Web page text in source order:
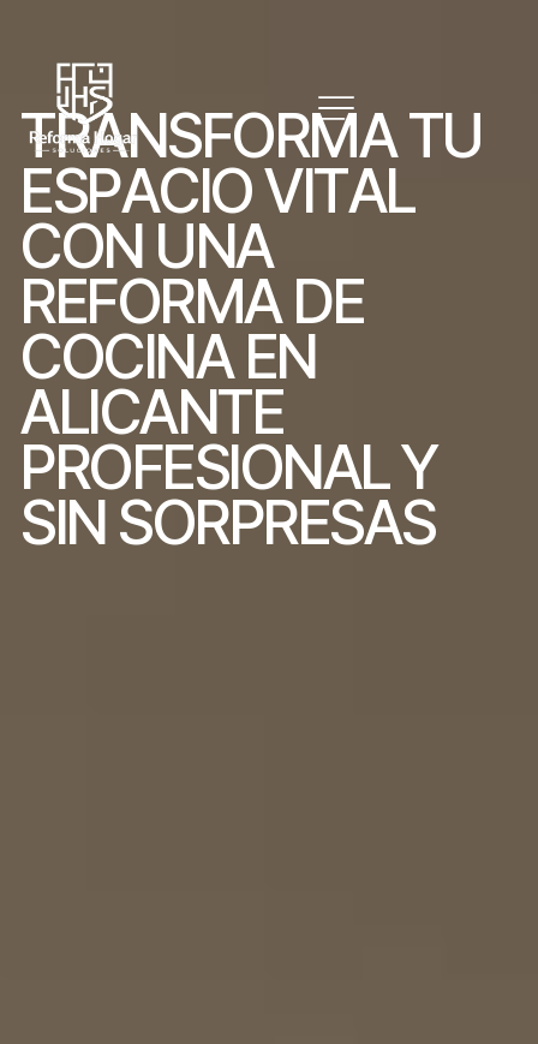
TRANSFORMATU
ESPACIOVITAL
CON UNA
REFORMA DE
COCINA EN
ALICANTE
PROFESIONALY
SIN SORPRESAS